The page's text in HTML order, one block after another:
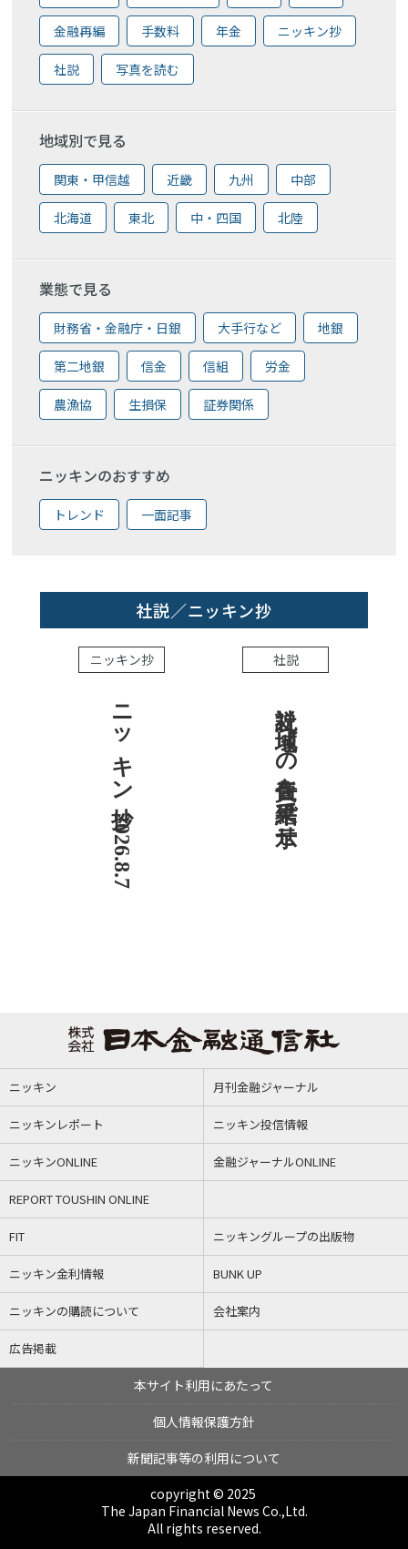
金融再編 手数料 年金 ニッキン抄
社説 写真を読む
地域別で見る
関東・甲信越 近畿 九州 中部
北海道 東北 中・四国 北陸
業態で見る
財務省・金融庁・日銀 大手行など 地銀
第二地銀 信金 信組 労金
農漁協 生損保 証券関係
ニッキンのおすすめ
トレンド 一面記事
社説／ニッキン抄
ニッキン抄
ニッキン抄 2026.8.7
社説
社説 地域への責任を結果で示せ
ニッキン 月刊金融ジャーナル
ニッキンレポート ニッキン投信情報
ニッキンONLINE 金融ジャーナルONLINE
REPORT TOUSHIN ONLINE
FIT ニッキングループの出版物
ニッキン金利情報 BUNK UP
ニッキンの購読について 会社案内
広告掲載
本サイト利用にあたって
個人情報保護方針
新聞記事等の利用について
copyright © 2025
The Japan Financial News Co.,Ltd.
All rights reserved.